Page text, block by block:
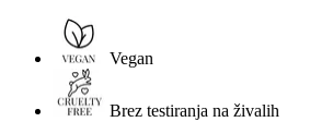
Vegan
Brez testiranja na živalih